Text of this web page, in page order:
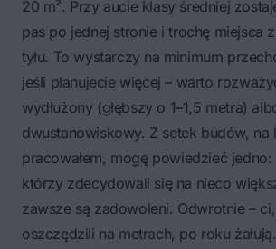
20 m². Przy aucie klasy średniej
pas po jednej stronie i trochę miejsca
tyłu. To wystarczy na minimum
jeśli planujecie więcej – warto
wydłużony (głębszy o 1–1,5 metra)
dwustanowiskowy. Z setek budów, na
pracowałem, mogę powiedzieć jedno:
którzy zdecydowali się na nieco
zawsze są zadowoleni. Odwrotnie –
oszczędzili na metrach, po roku żałują.